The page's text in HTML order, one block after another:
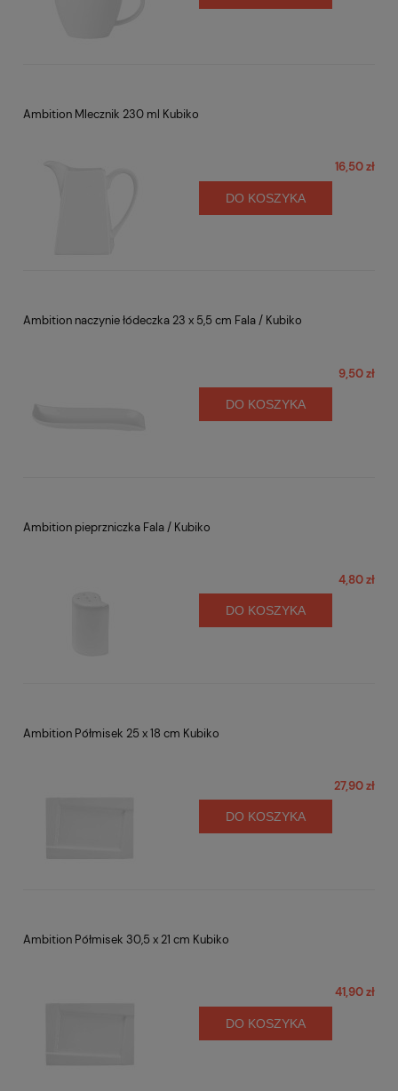
Ambition Mlecznik 230 ml Kubiko
16,50 zł
DO KOSZYKA
Ambition naczynie łódeczka 23 x 5,5 cm Fala / Kubiko
9,50 zł
DO KOSZYKA
Ambition pieprzniczka Fala / Kubiko
4,80 zł
DO KOSZYKA
Ambition Półmisek 25 x 18 cm Kubiko
27,90 zł
DO KOSZYKA
Ambition Półmisek 30,5 x 21 cm Kubiko
41,90 zł
DO KOSZYKA